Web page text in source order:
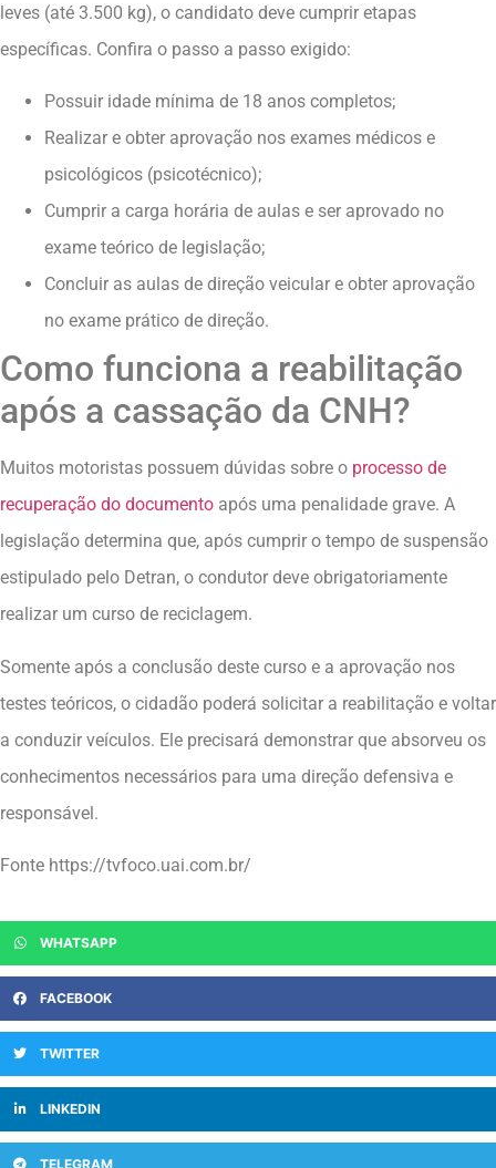
leves (até 3.500 kg), o candidato deve cumprir etapas
específicas. Confira o passo a passo exigido:
Possuir idade mínima de 18 anos completos;
Realizar e obter aprovação nos exames médicos e
psicológicos (psicotécnico);
Cumprir a carga horária de aulas e ser aprovado no
exame teórico de legislação;
Concluir as aulas de direção veicular e obter aprovação
no exame prático de direção.
Como funciona a reabilitação
após a cassação da CNH?
Muitos motoristas possuem dúvidas sobre o processo de
recuperação do documento após uma penalidade grave. A
legislação determina que, após cumprir o tempo de suspensão
estipulado pelo Detran, o condutor deve obrigatoriamente
realizar um curso de reciclagem.
Somente após a conclusão deste curso e a aprovação nos
testes teóricos, o cidadão poderá solicitar a reabilitação e voltar
a conduzir veículos. Ele precisará demonstrar que absorveu os
conhecimentos necessários para uma direção defensiva e
responsável.
Fonte https://tvfoco.uai.com.br/
WHATSAPP
FACEBOOK
TWITTER
LINKEDIN
TELEGRAM